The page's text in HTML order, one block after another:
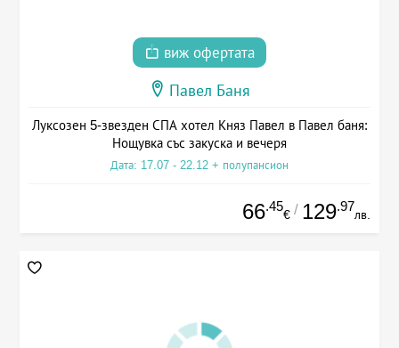
виж офертата
Павел Баня
Луксозен 5-звезден СПА хотел Княз Павел в Павел баня:
Нощувка със закуска и вечеря
Дата: 17.07 - 22.12 + полупансион
66.45
€ / 129.97
лв.